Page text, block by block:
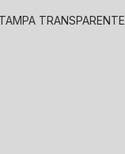
TRANSPARENTE